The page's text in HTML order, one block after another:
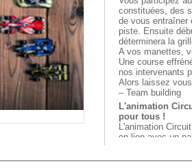
constituées, des
de vous entraîner
piste. Ensuite
déterminera la
A vos manettes,
Une course
nos intervenants
Alors laissez
– Team building
L'animation
pour tous !
L'animation
en lien avec un